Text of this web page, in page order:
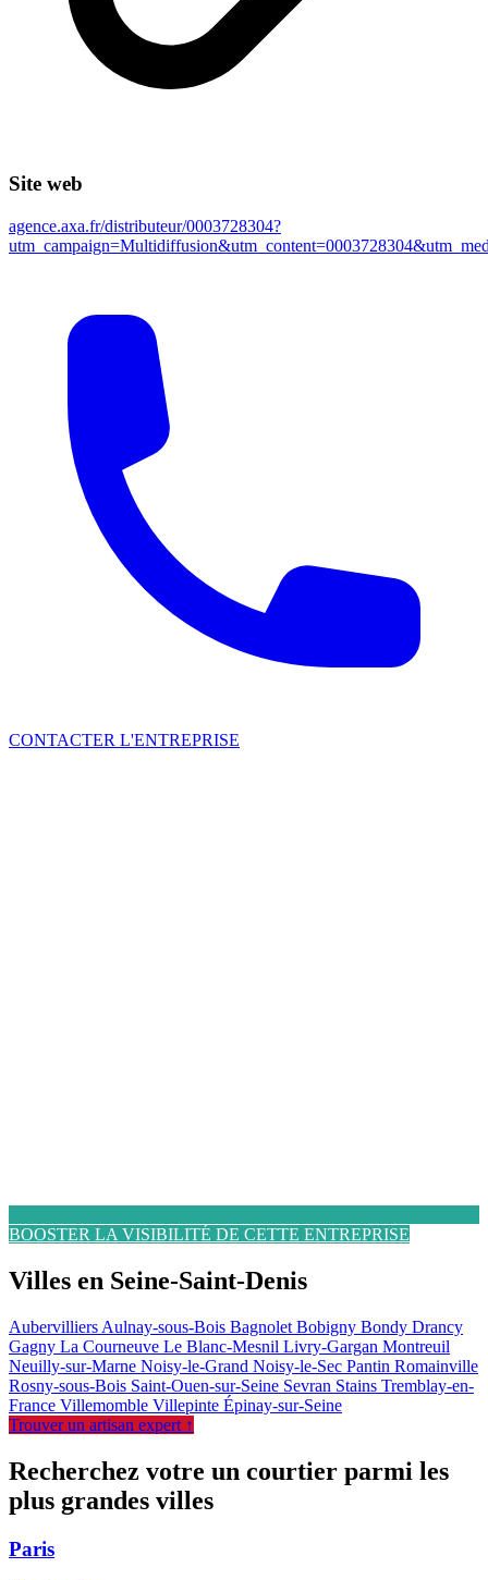
Site web
agence.axa.fr/distributeur/0003728304?
CONTACTER L'ENTREPRISE
BOOSTER LA VISIBILITÉ DE CETTE ENTREPRISE
Villes en Seine-Saint-Denis
Aubervilliers Aulnay-sous-Bois Bagnolet Bobigny Bondy Drancy
Gagny La Courneuve Le Blanc-Mesnil Livry-Gargan Montreuil
Neuilly-sur-Marne Noisy-le-Grand Noisy-le-Sec Pantin Romainville
Rosny-sous-Bois Saint-Ouen-sur-Seine Sevran Stains Tremblay-en-
France Villemomble Villepinte Épinay-sur-Seine
Trouver un artisan expert ↑
Recherchez votre un courtier parmi les
plus grandes villes
Paris